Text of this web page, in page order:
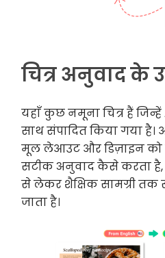
चित्र अनुवाद के
यहाँ कुछ नमूना चित्र हैं
साथ संपादित किया गया
मूल लेआउट और डिज़ाइन को
सटीक अनुवाद कैसे करता
से लेकर शैक्षिक सामग्री
जाता है।